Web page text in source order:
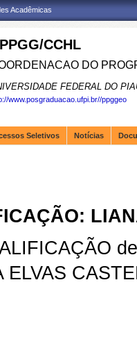
Acadêmicas
CCHL
DO
FEDERAL DO
www.posgraduacao.ufpi.br//ppggeo
Seletivos Notícias
ELVAS